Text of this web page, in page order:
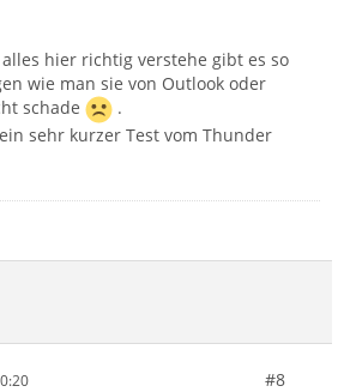
hier richtig verstehe gibt es so
wie man sie von Outlook oder
schade
.
sehr kurzer Test vom Thunder
#8